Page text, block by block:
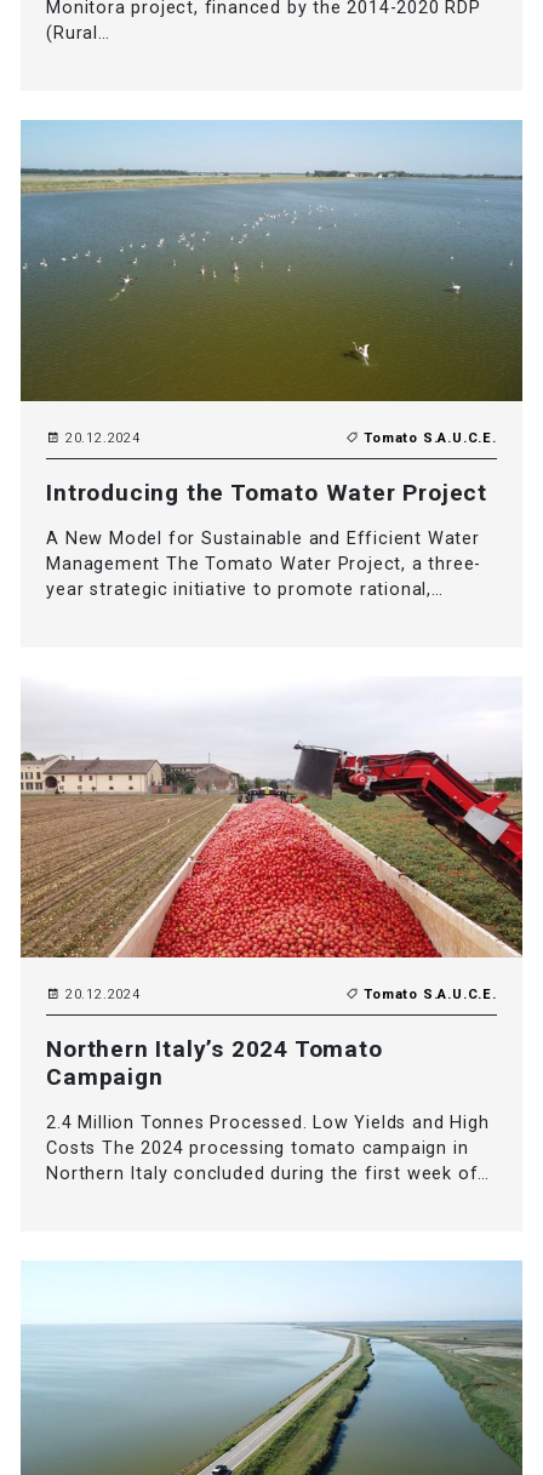
Monitora project, financed by the 2014-2020 RDP
(Rural…
20.12.2024 Tomato S.A.U.C.E.
Introducing the Tomato Water Project
A New Model for Sustainable and Efficient Water
Management The Tomato Water Project, a three-
year strategic initiative to promote rational,…
20.12.2024 Tomato S.A.U.C.E.
Northern Italy’s 2024 Tomato
Campaign
2.4 Million Tonnes Processed. Low Yields and High
Costs The 2024 processing tomato campaign in
Northern Italy concluded during the first week of…